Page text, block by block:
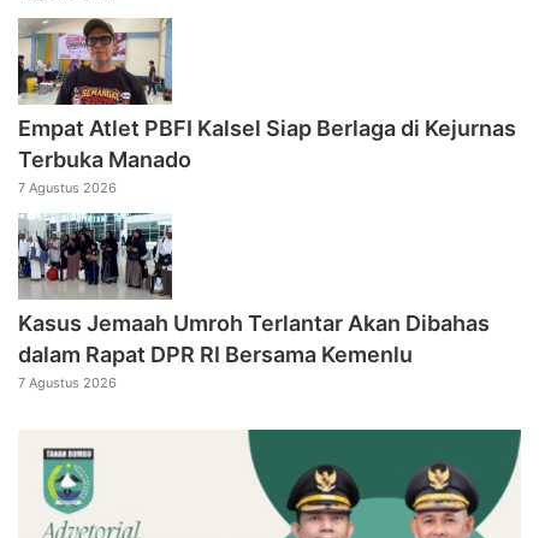
Empat Atlet PBFI Kalsel Siap Berlaga di Kejurnas
Terbuka Manado
7 Agustus 2026
Kasus Jemaah Umroh Terlantar Akan Dibahas
dalam Rapat DPR RI Bersama Kemenlu
7 Agustus 2026